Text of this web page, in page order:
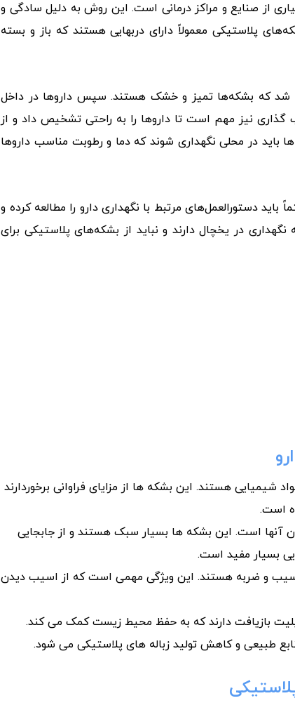
از صنایع و مراکز درمانی است. این روش به دلیل سادگی و
پلاستیکی معمولاً دارای دربهایی هستند که باز و بسته
شد که بشکه‌ها تمیز و خشک هستند. سپس داروها در داخل
نیز مهم است تا داروها را به راحتی تشخیص داد و از
در محلی نگهداری شوند که دما و رطوبت مناسب داروها
دستورالعمل‌های مرتبط با نگهداری دارو را مطالعه کرده و
نگهداری در یخچال دارند و نباید از بشکه‌های پلاستیکی برای
شیمیایی هستند. این بشکه ها از مزایای فراوانی برخوردارند
است.
آنها است. این بشکه ها بسیار سبک هستند و از جابجایی
بسیار مفید است.
آسیب و ضربه هستند. این ویژگی مهمی است که از اسیب دیدن
بازیافت دارند که به حفظ محیط زیست کمک می کند.
طبیعی و کاهش تولید زباله های پلاستیکی می شود.